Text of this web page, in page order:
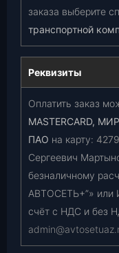
заказа выберите
транспортной
Реквизиты
Оплатить заказ
MASTERCARD, МИР
ПАО на карту:
Сергеевич
безналичному
АВТОСЕТЬ+”» или
счёт с НДС и без